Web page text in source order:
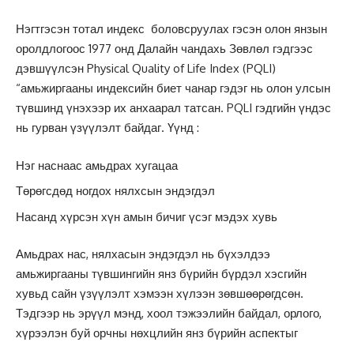
Нэгтгэсэн тотал индекс боловсруулах гэсэн олон янзын
оролдлогоос 1977 онд Далайн чандахь Зөвлөл гэдгээс
дэвшүүлсэн Physical Quality of Life Index (PQLI)
“амьжиргааны индексийн биет чанар гэдэг нь олон улсын
түвшинд үнэхээр их анхаарал татсан. PQLI гэдгийн үндэс
нь гурван үзүүлэлт байдаг. Үүнд :
Нэг наснаас амьдрах хугацаа
Төрөгсдөд ногдох нялхсын эндэгдэл
Насанд хүрсэн хүн амын бичиг үсэг мэдэх хувь
Амьдрах нас, нялхасын эндэгдэл нь бүхэлдээ
амьжиргааны түвшингийн янз бүрийн бүрдэл хэсгийн
хувьд сайн үзүүлэлт хэмээн хүлээн зөвшөөрөгдсөн.
Тэдгээр нь эрүүл мэнд, хоол тэжээлийн байдал, орлого,
хүрээлэн буй орчны нөхцлийн янз бүрийн аспектыг